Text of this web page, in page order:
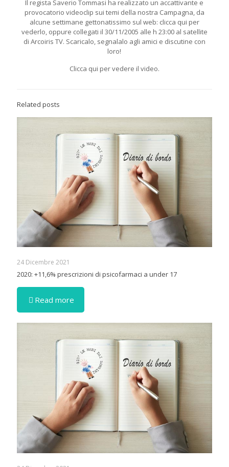
Il regista Saverio Tommasi ha realizzato un accattivante e
provocatorio videoclip sui temi della nostra Campagna, da
alcune settimane gettonatissimo sul web: clicca qui per
vederlo, oppure collegati il 30/11/2005 alle h 23:00 al satellite
di Arcoiris TV. Scaricalo, segnalalo agli amici e discutine con
loro!
Clicca qui per vedere il video.
Related posts
24 Dicembre 2021
2020: +11,6% prescrizioni di psicofarmaci a under 17
Read more